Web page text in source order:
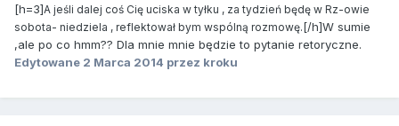
[h=3]A jeśli dalej coś Cię uciska w tyłku , za tydzień będę w Rz-owie
sobota- niedziela , reflektował bym wspólną rozmowę.[/h]W sumie
,ale po co hmm?? Dla mnie mnie będzie to pytanie retoryczne.
Edytowane 2 Marca 2014 przez kroku